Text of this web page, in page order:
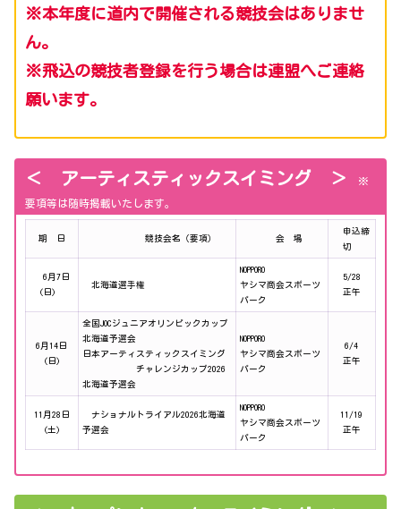
※本年度に道内で開催される競技会はありませ
ん。
※飛込の競技者登録を行う場合は連盟へご連絡
願います。
＜ アーティスティックスイミング ＞ ※
要項等は随時掲載いたします。
期 日 競技会名（要項） 会 場
申込締
切
6月7日
(日)
北海道選手権
NOPPORO
ヤシマ商会スポーツ
パーク
5/28
正午
6月14日
(日)
全国JOCジュニアオリンピックカップ
北海道予選会
日本アーティスティックスイミング
チャレンジカップ2026
北海道予選会
NOPPORO
ヤシマ商会スポーツ
パーク
6/4
正午
11月28日
(土)
ナショナルトライアル2026北海道
予選会
NOPPORO
ヤシマ商会スポーツ
パーク
11/19
正午